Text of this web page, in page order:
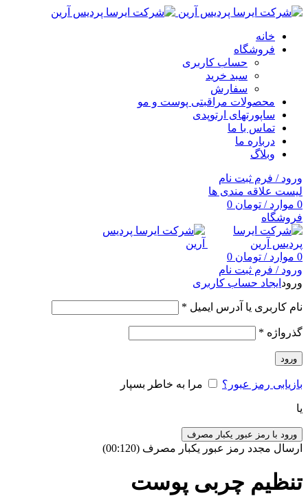
خانه
فروشگاه
حساب کاربری
سبد خرید
سفارش
محصولات مراقبتی پوست و مو
ساپورتهای ارتوپدی
تماس با ما
درباره ما
وبلاگ
ورود / فرم ثبت نام
لیست علاقه مندی ها
0 موارد / تومان
فروشگاه
0 موارد / تومان
ورود / فرم ثبت نام
ورود ایجاد حساب کاربری
نام کاربری یا آدرس ایمیل *
گذرواژه *
ورود
بازیابی رمز عبور؟ مرا به خاطر بسپار
یا
ورود با رمز عبور یکبار مصرف
ارسال مجدد رمز عبور یکبار مصرف (00:
120
)
تنظیم چربی پوست